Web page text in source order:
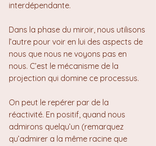
interdépendante.
Dans la phase du miroir, nous utilisons
l’autre pour voir en lui des aspects de
nous que nous ne voyons pas en
nous. C’est le mécanisme de la
projection qui domine ce processus.
On peut le repérer par de la
réactivité. En positif, quand nous
admirons quelqu’un (remarquez
qu’admirer a la même racine que